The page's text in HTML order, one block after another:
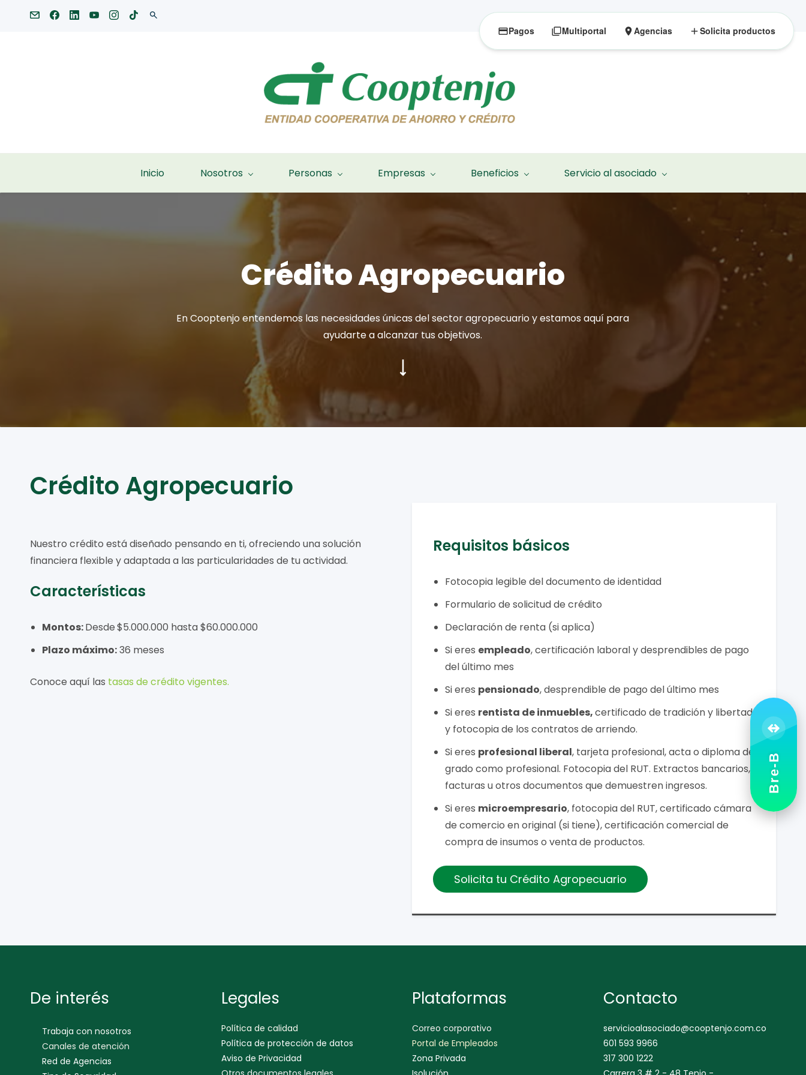
Bre-B
Pagos Multiportal Agencias Solicita productos
Inicio Nosotros Personas Empresas Beneficios Servicio al asociado
Crédito Agropecuario
En Cooptenjo entendemos las necesidades únicas del sector agropecuario y estamos aquí para
ayudarte a alcanzar tus objetivos.
Crédito Agropecuario
Nuestro crédito está diseñado pensando en ti, ofreciendo una solución
financiera flexible y adaptada a las particularidades de tu actividad.
Características
Montos:Desde$5.000.000 hasta $60.000.000
Plazo máximo:36 meses
Conoce aquí las tasas de crédito vigentes.
Requisitos básicos
Fotocopia legible del documento de identidad
Formulario de solicitud de crédito
Declaración de renta (si aplica)
Si eres empleado, certificación laboral y desprendibles de pago
del último mes
Si eres pensionado, desprendible de pago del último mes
Si eres rentista de inmuebles,certificado de tradición y libertad
y fotocopia de los contratos de arriendo.
Si eres profesional liberal, tarjeta profesional, acta o diploma de
grado como profesional. Fotocopia del RUT. Extractos bancarios,
facturas u otros documentos que demuestren ingresos.
Si eres microempresario, fotocopia del RUT, certificado cámara
de comercio en original (si tiene), certificación comercial de
compra de insumos o venta de productos.
Solicita tu Crédito Agropecuario
De interés
Trabaja con nosotros
Canales de atención
Red de Agencias
Legales
Política de calidad
Política de protección de datos
Aviso de Privacidad
Plataformas
Correo corporativo
Portal de Empleados
Zona Privada
Contacto
servicioalasociado@cooptenjo.com.co
601 593 9966
317 300 1222